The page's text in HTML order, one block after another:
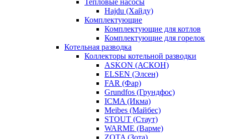
Тепловые насосы
Hajdu (Хайду)
Комплектующие
Комплектующие для котлов
Комплектующие для горелок
Котельная разводка
Коллекторы котельной разводки
ASKON (АСКОН)
ELSEN (Элсен)
FAR (Фар)
Grundfos (Грундфос)
ICMA (Икма)
Meibes (Майбес)
STOUT (Стаут)
WARME (Варме)
ZOTA (Зота)